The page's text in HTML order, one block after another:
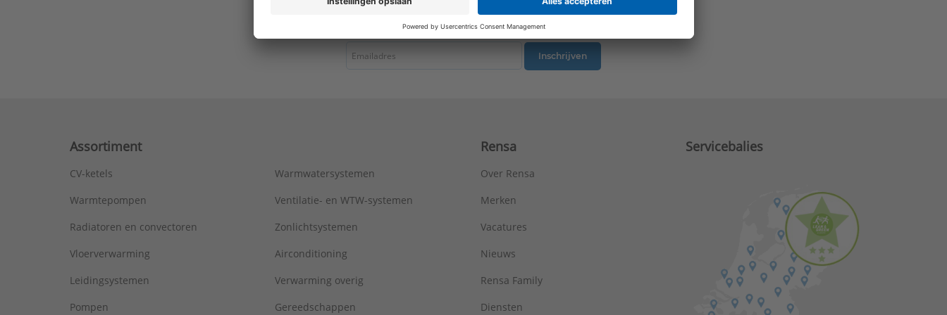
RAL-nummer (vergelijkbaar):
IK00
Uitvoering oppervlakte: Glanzend
A642DWW
Inschrijven
Assortiment
CV-ketels
Warmtepompen
Radiatoren en convectoren
Vloerverwarming
Leidingsystemen
Pompen
Warmwatersystemen
Ventilatie- en WTW-systemen
Zonlichtsystemen
Airconditioning
Verwarming overig
Gereedschappen
Rensa
Over Rensa
Merken
Vacatures
Nieuws
Rensa Family
Diensten
Servicebalies